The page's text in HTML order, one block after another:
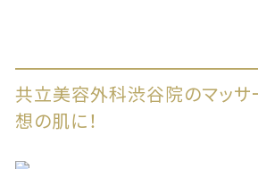
共立美容外科渋谷院のマッサ
想の肌に！